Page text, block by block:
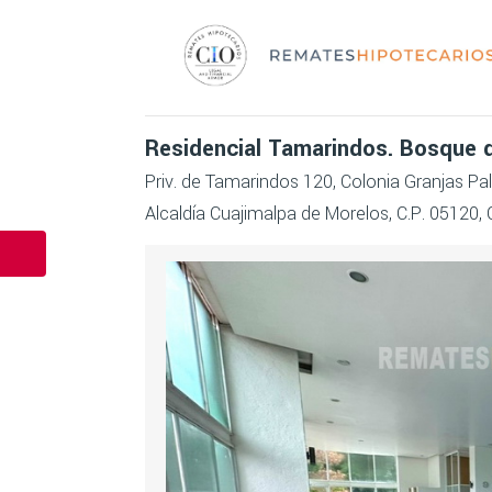
Residencial Tamarindos. Bosque
Priv. de Tamarindos 120, Colonia Granjas
Alcaldía Cuajimalpa de Morelos, C.P. 05120,